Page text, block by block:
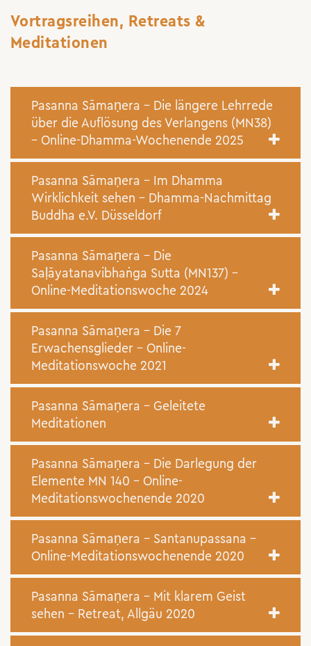
Vortragsreihen, Retreats &
Meditationen
Pasanna Sāmaṇera – Die längere Lehrrede
über die Auflösung des Verlangens (MN38)
– Online-Dhamma-Wochenende 2025
Pasanna Sāmaṇera – Im Dhamma
Wirklichkeit sehen – Dhamma-Nachmittag
Buddha e.V. Düsseldorf
Pasanna Sāmaṇera – Die
Saḷāyatanavibhaṅga Sutta (MN137) –
Online-Meditationswoche 2024
Pasanna Sāmaṇera – Die 7
Erwachensglieder – Online-
Meditationswoche 2021
Pasanna Sāmaṇera – Geleitete
Meditationen
Pasanna Sāmaṇera – Die Darlegung der
Elemente MN 140 – Online-
Meditationswochenende 2020
Pasanna Sāmaṇera – Santanupassana –
Online-Meditationswochenende 2020
Pasanna Sāmaṇera – Mit klarem Geist
sehen – Retreat, Allgäu 2020